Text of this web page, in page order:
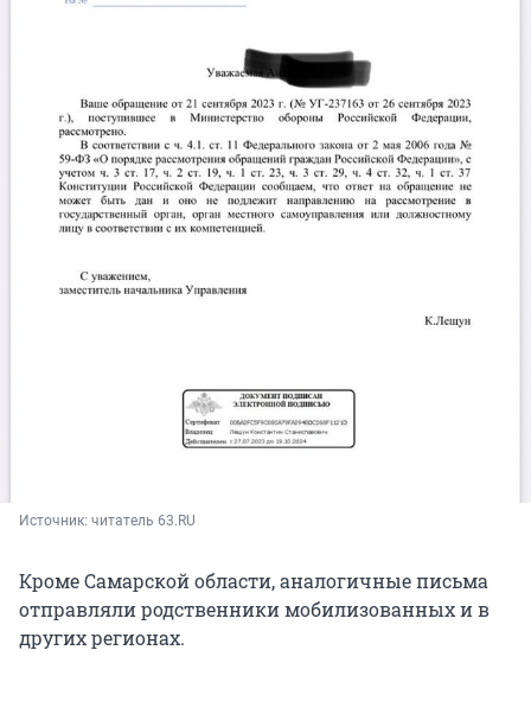
Источник: читатель 63.RU
Кроме Самарской области, аналогичные письма
отправляли родственники мобилизованных и в
других регионах.